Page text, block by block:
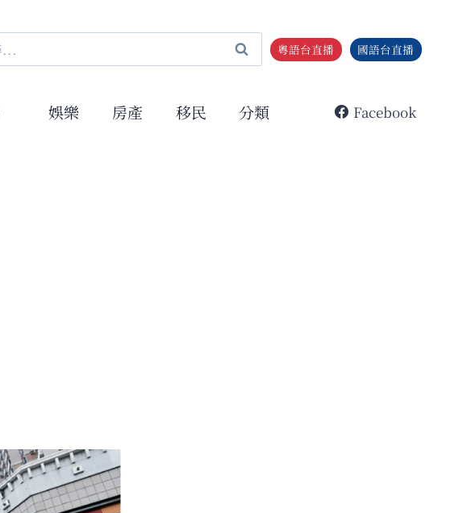
粵語台直播 國語台直播
娛樂 房產 移民 分類 Facebook